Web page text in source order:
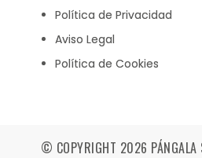
Política de Privacidad
Aviso Legal
Política de Cookies
© COPYRIGHT 2026 PÁNGALA